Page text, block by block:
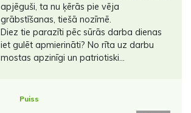
apjēguši, ta nu ķērās pie vēja
grābstīšanas, tiešā nozīmē.
Diez tie parazīti pēc sūrās darba dienas
iet gulēt apmierināti? No rīta uz darbu
mostas apzinīgi un patriotiski...
Puiss